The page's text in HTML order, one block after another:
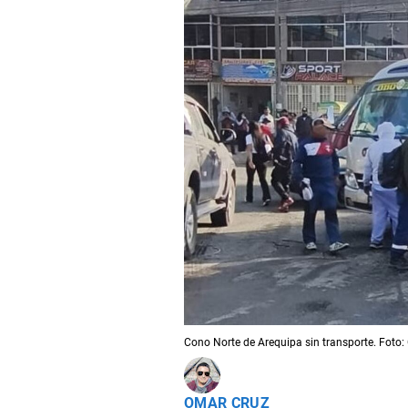
Cono Norte de Arequipa sin transporte. Foto:
OMAR CRUZ